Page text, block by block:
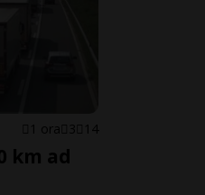
1 ora 3 14
km ad